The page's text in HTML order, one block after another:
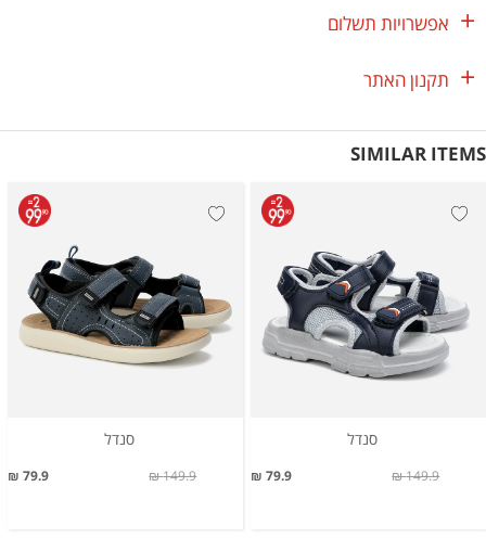
אפשרויות תשלום
תקנון האתר
SIMILAR ITEMS
סנדל
79.9 ₪ 149.9 ₪
סנדל
79.9 ₪ 149.9 ₪